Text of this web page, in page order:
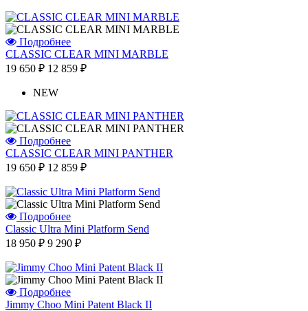
Подробнее
CLASSIC CLEAR MINI MARBLE
19 650 ₽ 12 859 ₽
NEW
Подробнее
CLASSIC CLEAR MINI PANTHER
19 650 ₽ 12 859 ₽
Подробнее
Classic Ultra Mini Platform Send
18 950 ₽ 9 290 ₽
Подробнее
Jimmy Choo Mini Patent Black II